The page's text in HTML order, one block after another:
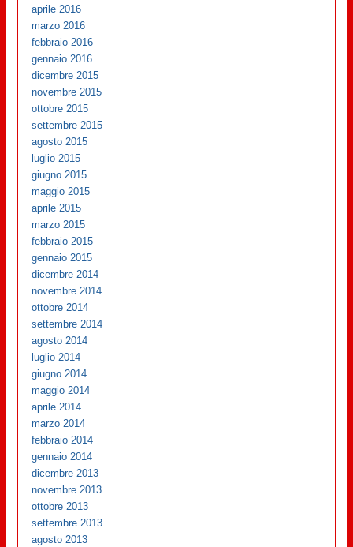
aprile 2016
marzo 2016
febbraio 2016
gennaio 2016
dicembre 2015
novembre 2015
ottobre 2015
settembre 2015
agosto 2015
luglio 2015
giugno 2015
maggio 2015
aprile 2015
marzo 2015
febbraio 2015
gennaio 2015
dicembre 2014
novembre 2014
ottobre 2014
settembre 2014
agosto 2014
luglio 2014
giugno 2014
maggio 2014
aprile 2014
marzo 2014
febbraio 2014
gennaio 2014
dicembre 2013
novembre 2013
ottobre 2013
settembre 2013
agosto 2013